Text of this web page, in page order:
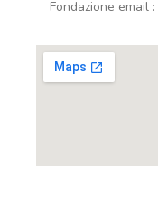
Fondazione email :